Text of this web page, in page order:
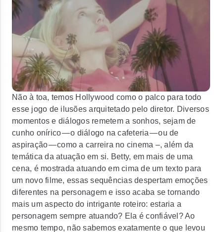
Não à toa, temos Hollywood como o palco para todo
esse jogo de ilusões arquitetado pelo diretor. Diversos
momentos e diálogos remetem a sonhos, sejam de
cunho onírico — o diálogo na cafeteria — ou de
aspiração — como a carreira no cinema –, além da
temática da atuação em si. Betty, em mais de uma
cena, é mostrada atuando em cima de um texto para
um novo filme, essas sequências despertam emoções
diferentes na personagem e isso acaba se tornando
mais um aspecto do intrigante roteiro: estaria a
personagem sempre atuando? Ela é confiável? Ao
mesmo tempo, não sabemos exatamente o que levou